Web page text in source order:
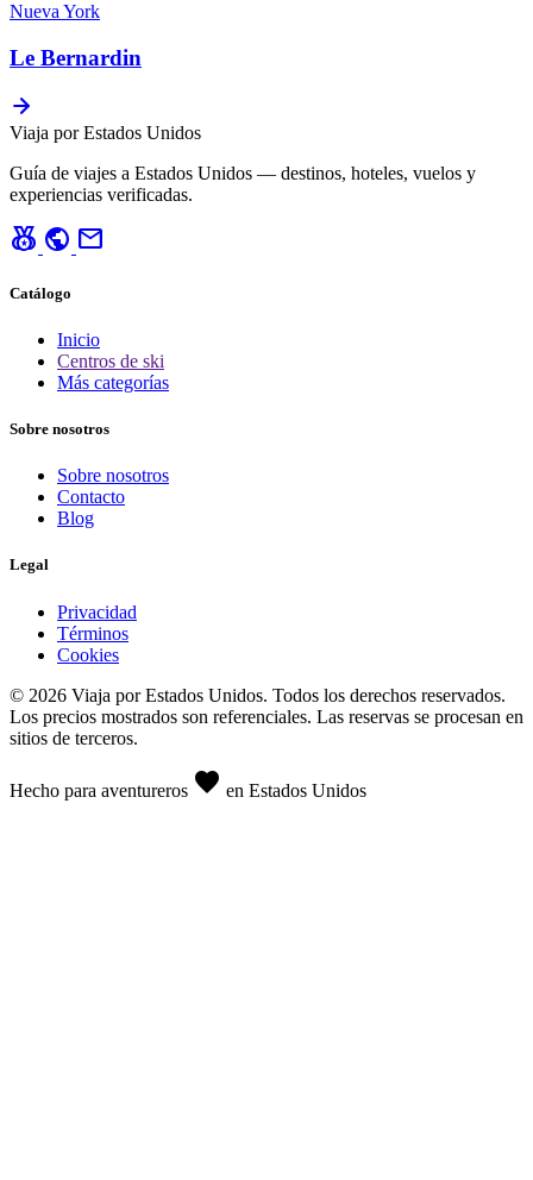
Nueva York
Le Bernardin
Viaja por Estados Unidos
Guía de viajes a Estados Unidos — destinos, hoteles, vuelos y
experiencias verificadas.
social_leaderboard public mail
Catálogo
Inicio
Centros de ski
Más categorías
Sobre nosotros
Sobre nosotros
Contacto
Blog
Legal
Privacidad
Términos
Cookies
© 2026 Viaja por Estados Unidos. Todos los derechos reservados.
Los precios mostrados son referenciales. Las reservas se procesan en
sitios de terceros.
Hecho para aventureros favorite en Estados Unidos